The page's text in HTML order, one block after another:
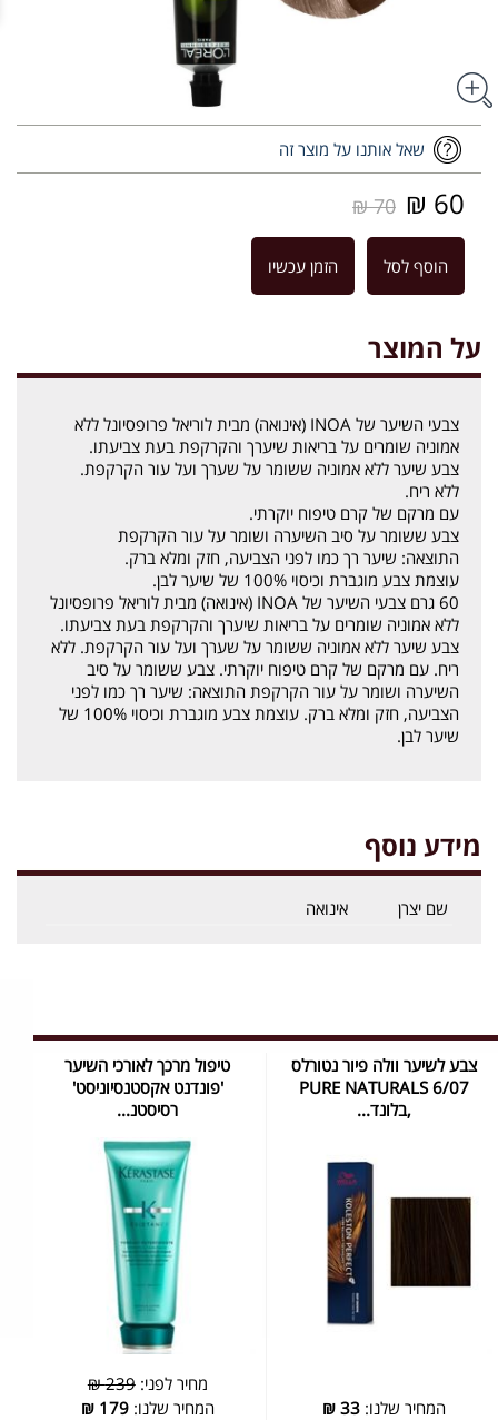
שאל אותנו על מוצר זה
60 ₪
70 ₪
הוסף לסל הזמן עכשיו
על המוצר
צבעי השיער של INOA (אינואה) מבית לוריאל פרופסיונל ללא
אמוניה שומרים על בריאות שיערך והקרקפת בעת צביעתו.
צבע שיער ללא אמוניה ששומר על שערך ועל עור הקרקפת.
ללא ריח.
עם מרקם של קרם טיפוח יוקרתי.
צבע ששומר על סיב השיערה ושומר על עור הקרקפת
התוצאה: שיער רך כמו לפני הצביעה, חזק ומלא ברק.
עוצמת צבע מוגברת וכיסוי 100% של שיער לבן.
60 גרם צבעי השיער של INOA (אינואה) מבית לוריאל פרופסיונל
ללא אמוניה שומרים על בריאות שיערך והקרקפת בעת צביעתו.
צבע שיער ללא אמוניה ששומר על שערך ועל עור הקרקפת. ללא
ריח. עם מרקם של קרם טיפוח יוקרתי. צבע ששומר על סיב
השיערה ושומר על עור הקרקפת התוצאה: שיער רך כמו לפני
הצביעה, חזק ומלא ברק. עוצמת צבע מוגברת וכיסוי 100% של
שיער לבן.
מידע נוסף
שם יצרן אינואה
צבע לשיער וולה פיור נטורלס
PURE NATURALS 6/07
,בלונד...
המחיר שלנו:33
₪
טיפול מרכך לאורכי השיער
'פונדנט אקסטנסיוניסט'
רסיסטנ...
מחיר לפני:239 ₪
המחיר שלנו:179
₪